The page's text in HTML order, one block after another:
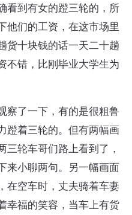
看到有女的蹬三轮的，所
他们的工资，在这市场里
货十块钱的话一天二十趟
不错，比刚毕业大学生为
察了一下，有的是很粗鲁
蹬着三轮的。但有两幅画
三轮车哥们路上看到了，
来小聊两句。另一幅画面
在空车时，丈夫骑着车妻
幸福的笑容，当车上有货